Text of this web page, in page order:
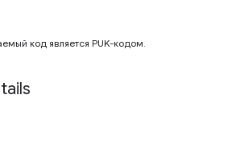
код является PUK-кодом.